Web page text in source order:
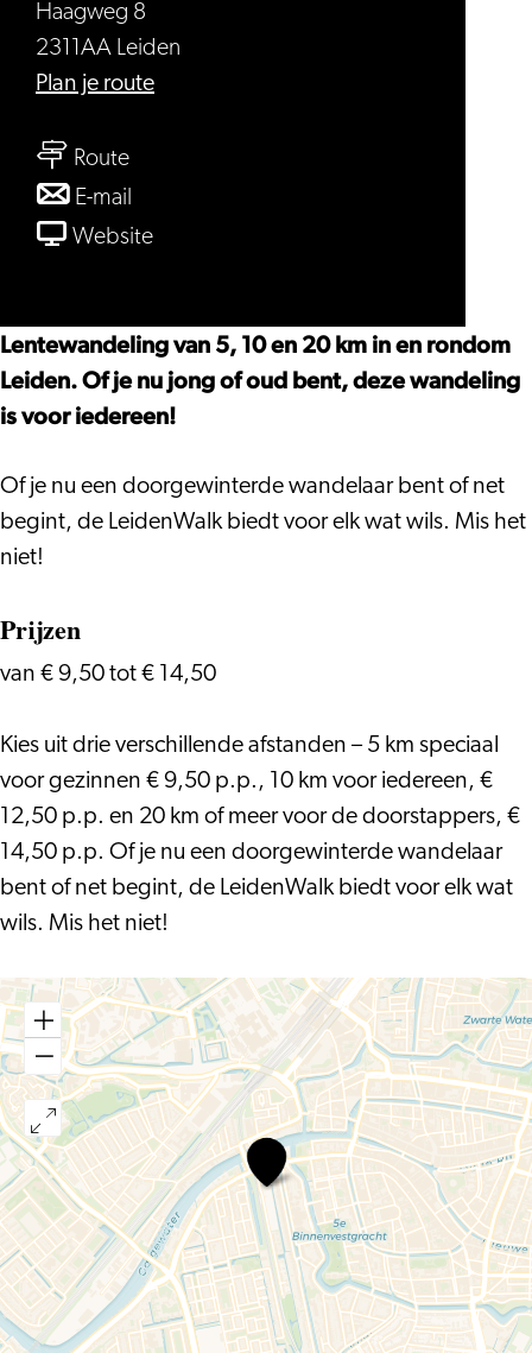
Haagweg 8
2311AA Leiden
Plan je routenaar
Routenaar
LeidenWalk
E-mail
LeidenWalk
Websitevan
Lentewandeling van 5, 10 en 20 km in en rondom
Leiden. Of je nu jong of oud bent, deze wandeling
is voor iedereen!
Of je nu een doorgewinterde wandelaar bent of net
begint, de LeidenWalk biedt voor elk wat wils. Mis het
niet!
Prijzen
van € 9,50 tot € 14,50
Kies uit drie verschillende afstanden – 5 km speciaal
voor gezinnen € 9,50 p.p., 10 km voor iedereen, €
12,50 p.p. en 20 km of meer voor de doorstappers, €
14,50 p.p. Of je nu een doorgewinterde wandelaar
bent of net begint, de LeidenWalk biedt voor elk wat
wils. Mis het niet!
LeidenWalk